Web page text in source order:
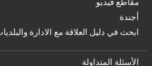
أجندة
… ابحث في دليل العلاقة مع الادارة
الأسئلة المتداولة